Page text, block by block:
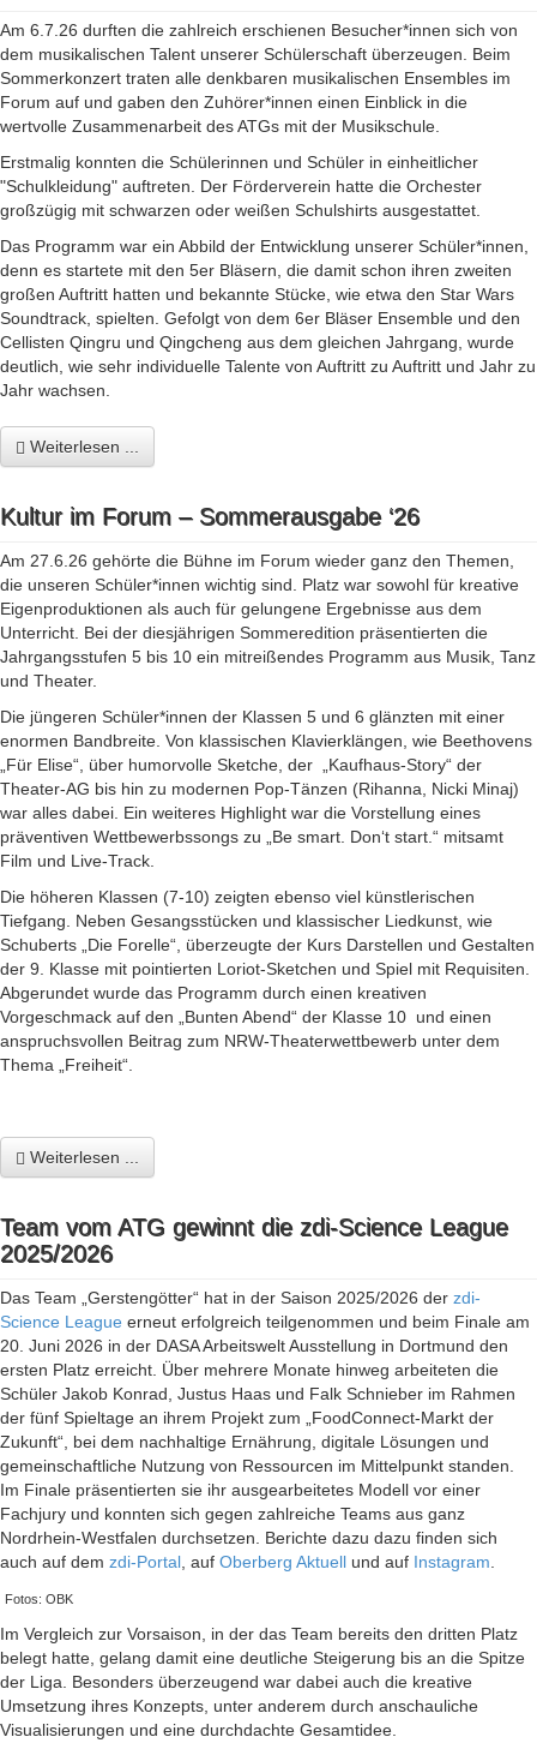
Am 6.7.26 durften die zahlreich erschienen Besucher*innen sich von
dem musikalischen Talent unserer Schülerschaft überzeugen. Beim
Sommerkonzert traten alle denkbaren musikalischen Ensembles im
Forum auf und gaben den Zuhörer*innen einen Einblick in die
wertvolle Zusammenarbeit des ATGs mit der Musikschule.
Erstmalig konnten die Schülerinnen und Schüler in einheitlicher
"Schulkleidung" auftreten. Der Förderverein hatte die Orchester
großzügig mit schwarzen oder weißen Schulshirts ausgestattet.
Das Programm war ein Abbild der Entwicklung unserer Schüler*innen,
denn es startete mit den 5er Bläsern, die damit schon ihren zweiten
großen Auftritt hatten und bekannte Stücke, wie etwa den Star Wars
Soundtrack, spielten. Gefolgt von dem 6er Bläser Ensemble und den
Cellisten Qingru und Qingcheng aus dem gleichen Jahrgang, wurde
deutlich, wie sehr individuelle Talente von Auftritt zu Auftritt und Jahr zu
Jahr wachsen.
Weiterlesen ...
Kultur im Forum – Sommerausgabe ‘26
Am 27.6.26 gehörte die Bühne im Forum wieder ganz den Themen,
die unseren Schüler*innen wichtig sind. Platz war sowohl für kreative
Eigenproduktionen als auch für gelungene Ergebnisse aus dem
Unterricht. Bei der diesjährigen Sommeredition präsentierten die
Jahrgangsstufen 5 bis 10 ein mitreißendes Programm aus Musik, Tanz
und Theater.
Die jüngeren Schüler*innen der Klassen 5 und 6 glänzten mit einer
enormen Bandbreite. Von klassischen Klavierklängen, wie Beethovens
„Für Elise“, über humorvolle Sketche, der „Kaufhaus-Story“ der
Theater-AG bis hin zu modernen Pop-Tänzen (Rihanna, Nicki Minaj)
war alles dabei. Ein weiteres Highlight war die Vorstellung eines
präventiven Wettbewerbssongs zu „Be smart. Don‘t start.“ mitsamt
Film und Live-Track.
Die höheren Klassen (7-10) zeigten ebenso viel künstlerischen
Tiefgang. Neben Gesangsstücken und klassischer Liedkunst, wie
Schuberts „Die Forelle“, überzeugte der Kurs Darstellen und Gestalten
der 9. Klasse mit pointierten Loriot-Sketchen und Spiel mit Requisiten.
Abgerundet wurde das Programm durch einen kreativen
Vorgeschmack auf den „Bunten Abend“ der Klasse 10 und einen
anspruchsvollen Beitrag zum NRW-Theaterwettbewerb unter dem
Thema „Freiheit“.
Weiterlesen ...
Team vom ATG gewinnt die zdi-Science League
2025/2026
Das Team „Gerstengötter“ hat in der Saison 2025/2026 der zdi-
Science League erneut erfolgreich teilgenommen und beim Finale am
20. Juni 2026 in der DASA Arbeitswelt Ausstellung in Dortmund den
ersten Platz erreicht. Über mehrere Monate hinweg arbeiteten die
Schüler Jakob Konrad, Justus Haas und Falk Schnieber im Rahmen
der fünf Spieltage an ihrem Projekt zum „FoodConnect-Markt der
Zukunft“, bei dem nachhaltige Ernährung, digitale Lösungen und
gemeinschaftliche Nutzung von Ressourcen im Mittelpunkt standen.
Im Finale präsentierten sie ihr ausgearbeitetes Modell vor einer
Fachjury und konnten sich gegen zahlreiche Teams aus ganz
Nordrhein-Westfalen durchsetzen. Berichte dazu dazu finden sich
auch auf dem zdi-Portal , auf Oberberg Aktuell und auf Instagram
Fotos: OBK
Im Vergleich zur Vorsaison, in der das Team bereits den dritten Platz
belegt hatte, gelang damit eine deutliche Steigerung bis an die Spitze
der Liga. Besonders überzeugend war dabei auch die kreative
Umsetzung ihres Konzepts, unter anderem durch anschauliche
Visualisierungen und eine durchdachte Gesamtidee.